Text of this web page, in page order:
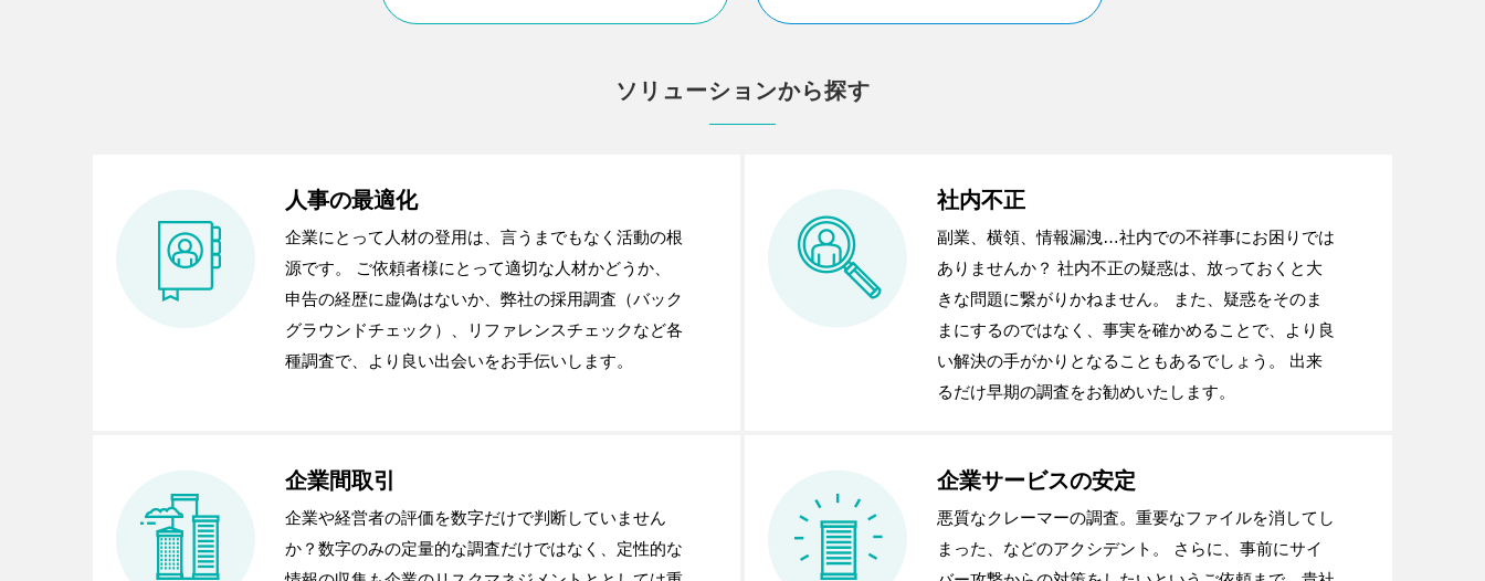
ソリューションから探す
人事の最適化
企業にとって人材の登用は、言うまでもなく活動の根
源です。 ご依頼者様にとって適切な人材かどうか、
申告の経歴に虚偽はないか、弊社の採用調査（バック
グラウンドチェック）、リファレンスチェックなど各
種調査で、より良い出会いをお手伝いします。
社内不正
副業、横領、情報漏洩…社内での不祥事にお困りでは
ありませんか？ 社内不正の疑惑は、放っておくと大
きな問題に繋がりかねません。 また、疑惑をそのま
まにするのではなく、事実を確かめることで、より良
い解決の手がかりとなることもあるでしょう。 出来
るだけ早期の調査をお勧めいたします。
企業間取引
企業や経営者の評価を数字だけで判断していません
か？数字のみの定量的な調査だけではなく、定性的な
企業サービスの安定
悪質なクレーマーの調査。重要なファイルを消してし
まった、などのアクシデント。 さらに、事前にサイ